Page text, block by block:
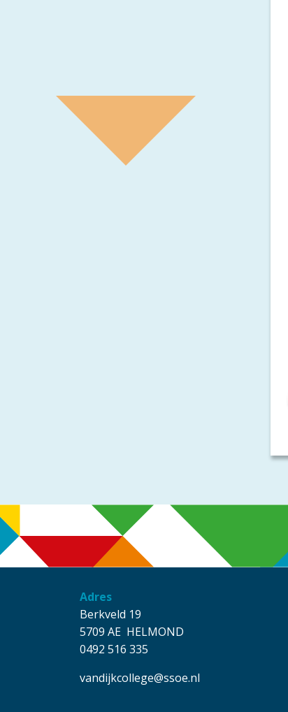
Adres
Berkveld 19
5709 AE HELMOND
0492 516 335
vandijkcollege@ssoe.nl